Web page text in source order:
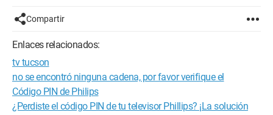
Compartir
Enlaces relacionados:
tv tucson
no se encontró ninguna cadena, por favor verifique el
Código PIN de Philips
¿Perdiste el código PIN de tu televisor Phillips? ¡La solución